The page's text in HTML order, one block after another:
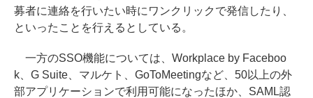
募者に連絡を行いたい時にワンクリックで発信したり、
といったことを行えるとしている。
一方のSSO機能については、Workplace by Faceboo
k、G Suite、マルケト、GoToMeetingなど、50以上の外
部アプリケーションで利用可能になったほか、SAML認